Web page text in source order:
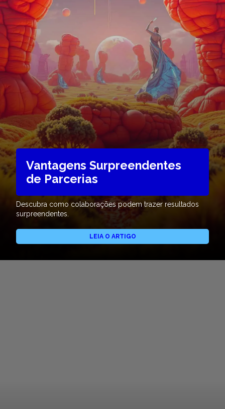
Vantagens Surpreendentes
de Parcerias
Descubra como colaborações podem trazer resultados
surpreendentes.
LEIA O ARTIGO